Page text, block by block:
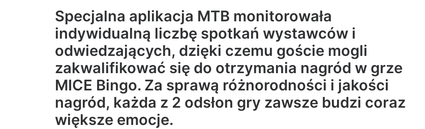
Specjalna aplikacja MTB monitorowała
indywidualną liczbę spotkań wystawców i
odwiedzających, dzięki czemu goście mogli
zakwalifikować się do otrzymania nagród w grze
MICE Bingo. Za sprawą różnorodności i jakości
nagród, każda z 2 odsłon gry zawsze budzi coraz
większe emocje.